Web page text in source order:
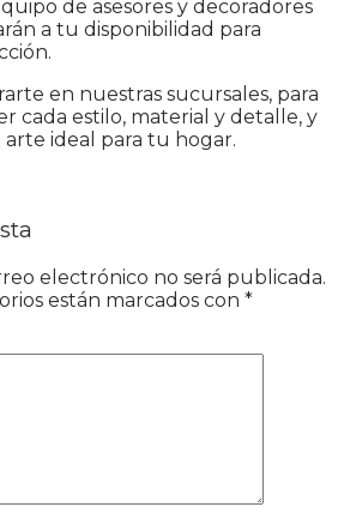
de asesores y decoradores
a tu disponibilidad para
en nuestras sucursales, para
cada estilo, material y detalle, y
arte ideal para tu hogar.
electrónico no será publicada.
están marcados con *